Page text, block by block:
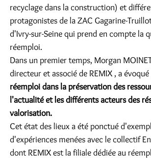
recyclage dans la construction) et
protagonistes de la ZAC Gagarine-
d'Ivry-sur-Seine qui prend en compte la
réemploi.
Dans un premier temps, Morgan
directeur et associé de REMIX , a évoqué
réemploi dans la préservation des
l'actualité et les différents acteurs des
valorisation.
Cet état des lieux a été ponctué
d'expériences menées avec le collectif
dont REMIX est la filiale dédiée au